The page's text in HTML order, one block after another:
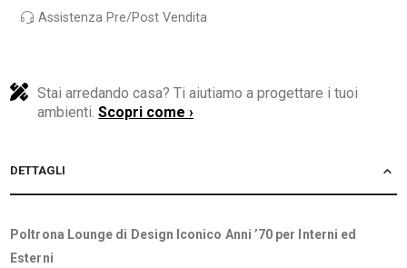
Assistenza Pre/Post Vendita
Stai arredando casa? Ti aiutiamo a progettare i tuoi
ambienti.Scopri come ›
DETTAGLI
Poltrona Lounge di Design Iconico Anni ’70 per Interni ed
Esterni